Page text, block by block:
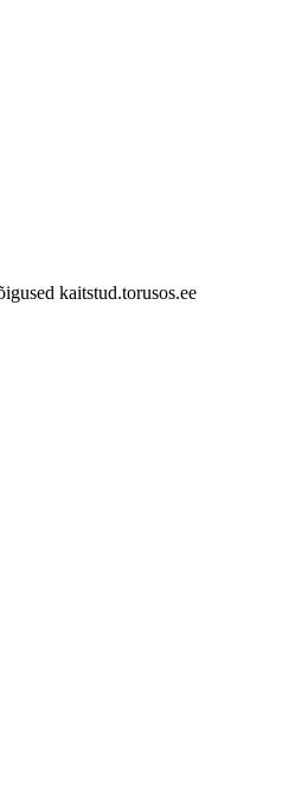
kaitstud.torusos.ee